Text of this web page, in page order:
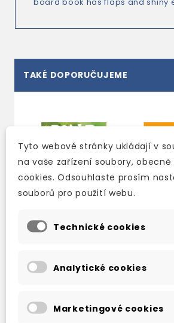
TAKÉ DOPORUČUJEME
THE BFG
259 Kč
ROALD
2-3
Tyto webové stránky ukládají v
na vaše zařízení soubory, obecně
cookies. Odsouhlaste prosím
souborů pro použití webu.
Technické cookies
Analytické cookies
Marketingové cookies